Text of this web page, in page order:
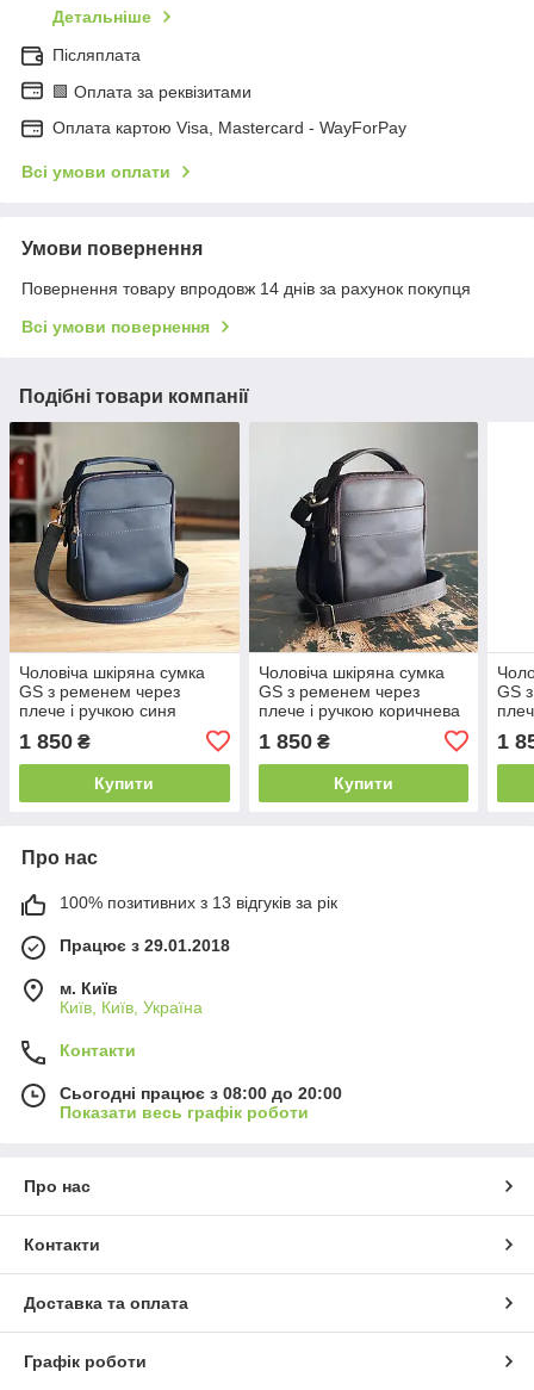
Детальніше
Післяплата
🟩 Оплата за реквізитами
Оплата картою Visa, Mastercard - WayForPay
Всі умови оплати
Умови повернення
Повернення товару впродовж 14 днів за рахунок покупця
Всі умови повернення
Подібні товари компанії
Чоловіча шкіряна сумка
GS з ременем через
плече і ручкою синя
1 850 ₴
Купити
Чоловіча шкіряна сумка
GS з ременем через
плече і ручкою коричнева
1 850₴
Купити
GS
1
Про нас
100% позитивних з 13 відгуків за рік
Працює з 29.01.2018
м. Київ
Київ, Київ, Україна
Контакти
Сьогодні працює з 08:00 до 20:00
Показати весь графік роботи
Про нас
Контакти
Доставка та оплата
Графік роботи